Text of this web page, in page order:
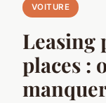
VOITURE
Leasing
places :